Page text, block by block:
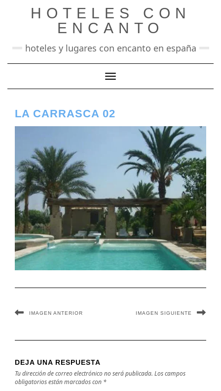
HOTELES CON
ENCANTO
hoteles y lugares con encanto en españa
Cambiar modo de navegación
LA CARRASCA 02
IMAGEN ANTERIOR IMAGEN SIGUIENTE
DEJA UNA RESPUESTA
Tu dirección de correo electrónico no será publicada. Los campos
obligatorios están marcados con *